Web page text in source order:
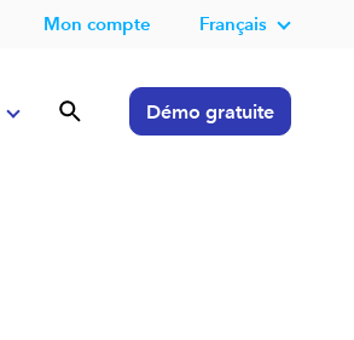
Mon compte Français
Démo gratuite